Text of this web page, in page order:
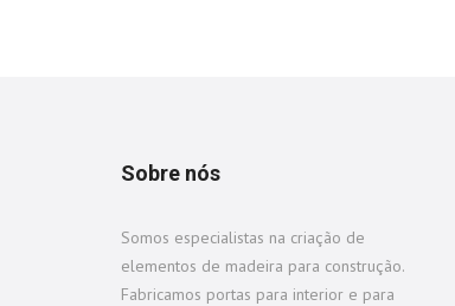
Sobre nós
Somos especialistas na criação de
elementos de madeira para construção.
Fabricamos portas para interior e para